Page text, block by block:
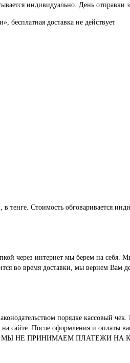
индивидуально. День отправки
бесплатная доставка не действует
Стоимость обговаривается
через интернет мы берем на
во время доставки, мы вернем Вам
порядке кассовый
После оформления и оплаты
) ДРУЗЬЯ, МЫ НЕ ПРИНИМАЕМ